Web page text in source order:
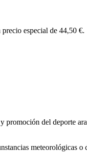
especial de 44,50 €.
del deporte
meteorológicas o